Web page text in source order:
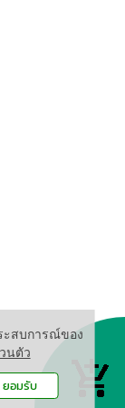
ะสบการณ์ของ
นตัว
ยอมรับ